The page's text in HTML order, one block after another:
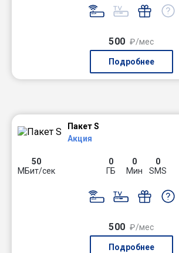
500 ₽/мес
Подробнее
Пакет S
Акция
50
МБит/сек
0
ГБ
0
Мин
0
SMS
500 ₽/мес
Подробнее